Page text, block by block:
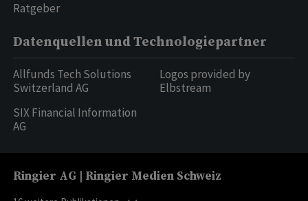
Ratgeber
Datenquellen und Technologiepartner
Allfunds Tech Solutions
Switzerland AG
SIX Financial Information
AG
Logos provided by
Elbstream
Ringier AG | Ringier Medien Schweiz